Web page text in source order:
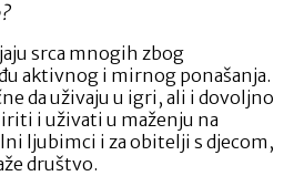
srca mnogih zbog
aktivnog i mirnog ponašanja.
da uživaju u igri, ali i dovoljno
i uživati u maženju na
ljubimci i za obitelji s djecom,
društvo.